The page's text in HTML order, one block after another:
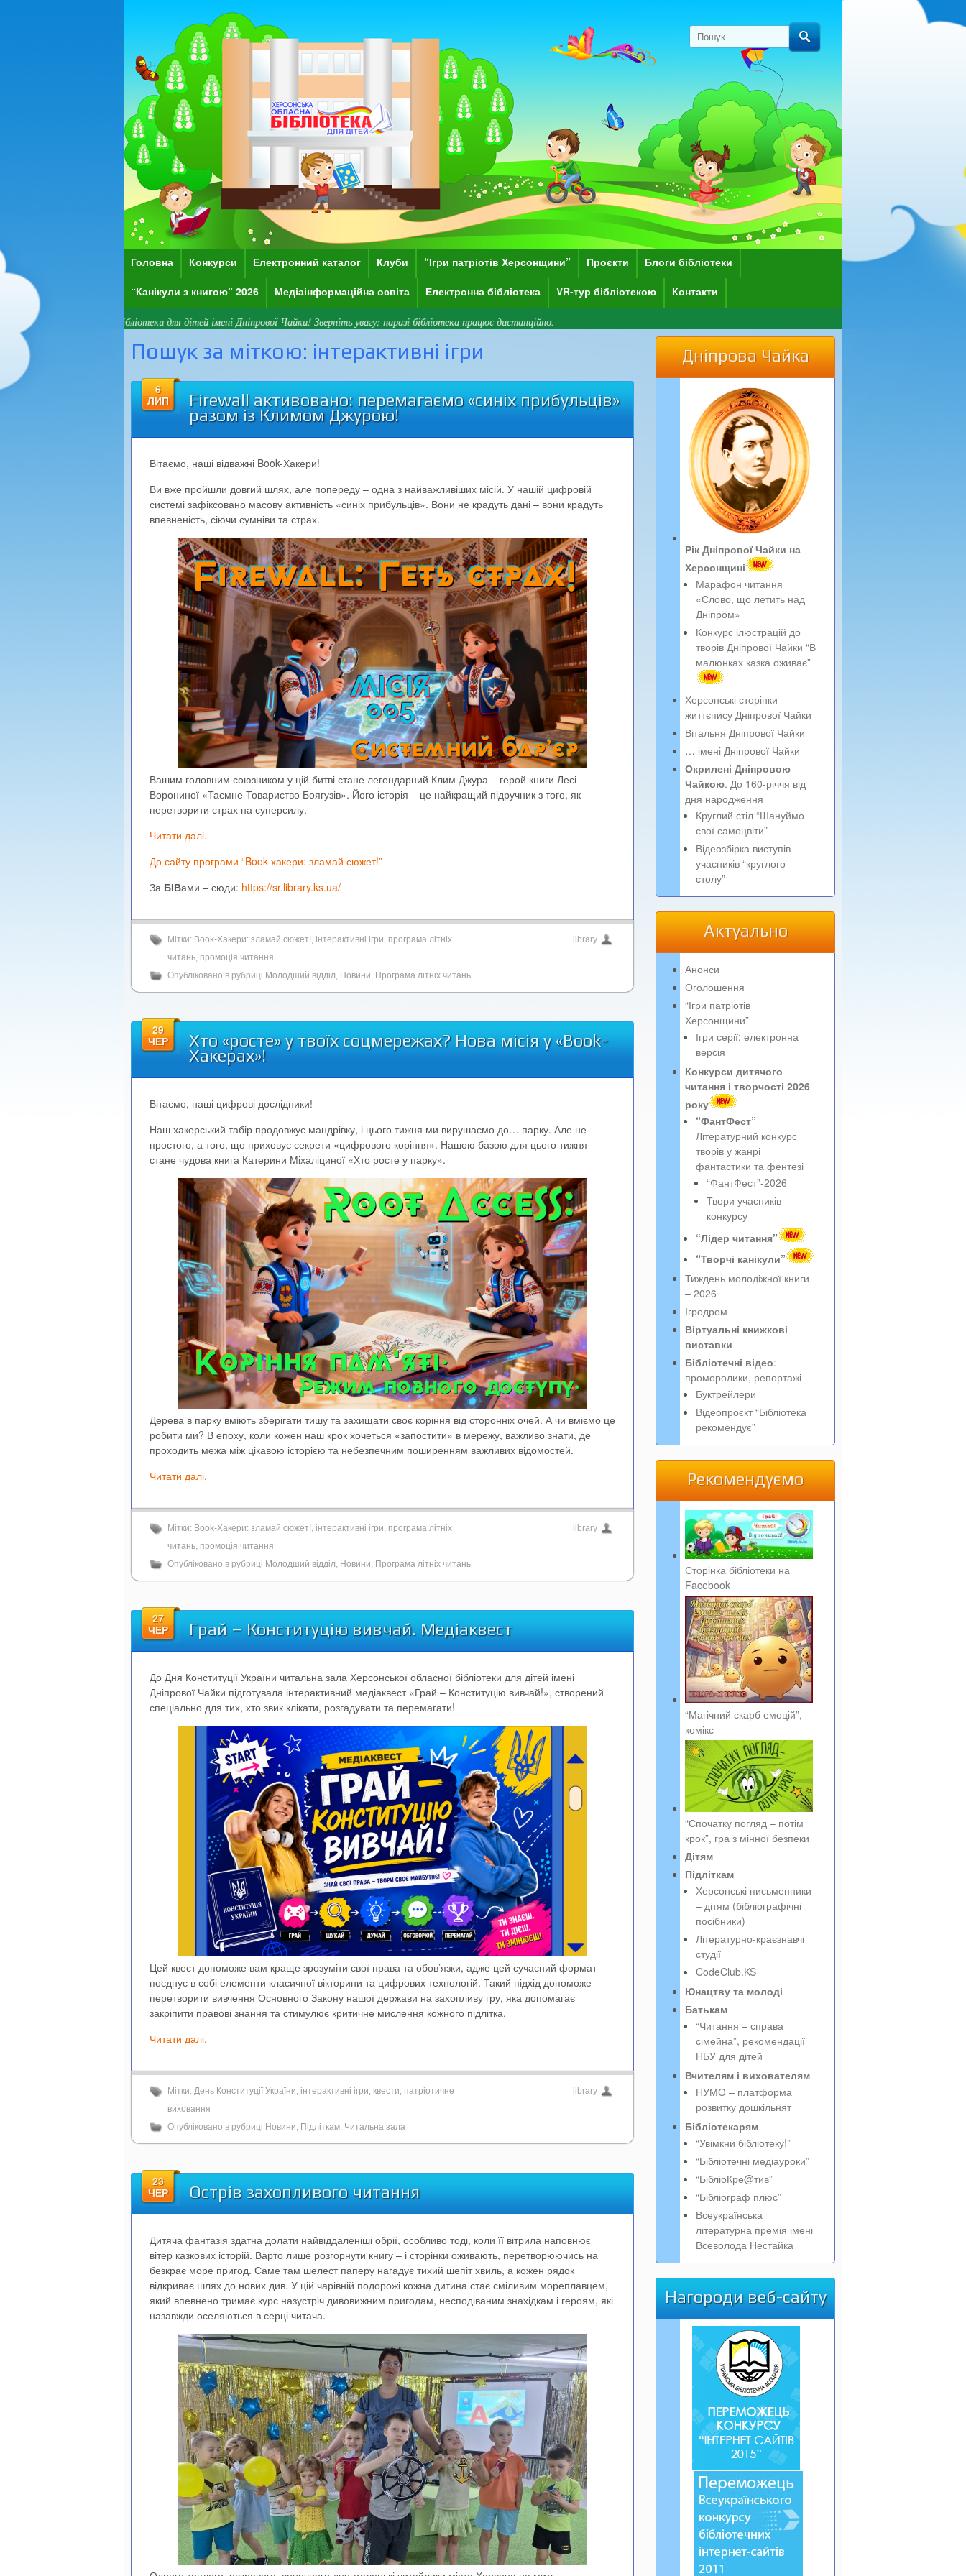
Головна Конкурси Електронний каталог Клуби “Ігри патріотів Херсонщини” Проєкти Блоги бібліотеки
“Канікули з книгою” 2026 Медіаінформаційна освіта Електронна бібліотека VR-тур бібліотекою Контакти
бібліотеки для дітей імені Дніпрової Чайки! Зверніть увагу: наразі бібліотека працює дистанційно.
Пошук за міткою: інтерактивні ігри
6
ЛИП
Firewall активовано: перемагаємо «синіх прибульців»
разом із Климом Джурою!
Вітаємо, наші відважні Book-Хакери!
Ви вже пройшли довгий шлях, але попереду – одна з найважливіших місій. У нашій цифровій
системі зафіксовано масову активність «синіх прибульців». Вони не крадуть дані – вони крадуть
впевненість, сіючи сумніви та страх.
Вашим головним союзником у цій битві стане легендарний Клим Джура – герой книги Лесі
Ворониної «Таємне Товариство Боягузів». Його історія – це найкращий підручник з того, як
перетворити страх на суперсилу.
Читати далі.
До сайту програми “Book-хакери: зламай сюжет!”
За БІВами – сюди: https://sr.library.ks.ua/
Мітки: Book-Хакери: зламай сюжет!, інтерактивні ігри, програма літніх
читань, промоція читання
Опубліковано в рубриці Молодший відділ, Новини, Програма літніх читань
library
29
ЧЕР
Хто «росте» у твоїх соцмережах? Нова місія у «Book-
Хакерах»!
Вітаємо, наші цифрові дослідники!
Наш хакерський табір продовжує мандрівку, і цього тижня ми вирушаємо до… парку. Але не
простого, а того, що приховує секрети «цифрового коріння». Нашою базою для цього тижня
стане чудова книга Катерини Міхаліциної «Хто росте у парку».
Дерева в парку вміють зберігати тишу та захищати своє коріння від сторонніх очей. А чи вміємо це
робити ми? В епоху, коли кожен наш крок хочеться «запостити» в мережу, важливо знати, де
проходить межа між цікавою історією та небезпечним поширенням важливих відомостей.
Читати далі.
Мітки: Book-Хакери: зламай сюжет!, інтерактивні ігри, програма літніх
читань, промоція читання
Опубліковано в рубриці Молодший відділ, Новини, Програма літніх читань
library
27
ЧЕР
Грай – Конституцію вивчай. Медіаквест
До Дня Конституції України читальна зала Херсонської обласної бібліотеки для дітей імені
Дніпрової Чайки підготувала інтерактивний медіаквест «Грай – Конституцію вивчай!», створений
спеціально для тих, хто звик клікати, розгадувати та перемагати!
Цей квест допоможе вам краще зрозуміти свої права та обов’язки, адже цей сучасний формат
поєднує в собі елементи класичної вікторини та цифрових технологій. Такий підхід допоможе
перетворити вивчення Основного Закону нашої держави на захопливу гру, яка допомагає
закріпити правові знання та стимулює критичне мислення кожного підлітка.
Читати далі.
Мітки: День Конституції України, інтерактивні ігри, квести, патріотичне
виховання
Опубліковано в рубриці Новини, Підліткам, Читальна зала
library
23
ЧЕР
Острів захопливого читання
Дитяча фантазія здатна долати найвіддаленіші обрії, особливо тоді, коли її вітрила наповнює
вітер казкових історій. Варто лише розгорнути книгу – і сторінки оживають, перетворюючись на
безкрає море пригод. Саме там шелест паперу нагадує тихий шепіт хвиль, а кожен рядок
відкриває шлях до нових див. У цій чарівній подорожі кожна дитина стає сміливим мореплавцем,
який впевнено тримає курс назустріч дивовижним пригодам, несподіваним знахідкам і героям, які
назавжди оселяються в серці читача.
Дніпрова Чайка
Рік Дніпрової Чайки на
Херсонщині
Марафон читання
«Слово, що летить над
Дніпром»
Конкурс ілюстрацій до
творів Дніпрової Чайки “В
малюнках казка оживає”
Херсонські сторінки
життєпису Дніпрової Чайки
Вітальня Дніпрової Чайки
… імені Дніпрової Чайки
Окрилені Дніпровою
Чайкою. До 160-річчя від
дня народження
Круглий стіл “Шануймо
свої самоцвіти”
Відеозбірка виступів
учасників “круглого
столу”
Актуально
Анонси
Оголошення
“Ігри патріотів
Херсонщини”
Ігри серії: електронна
версія
Конкурси дитячого
читання і творчості 2026
року
“ФантФест”
Літературний конкурс
творів у жанрі
фантастики та фентезі
“ФантФест”-2026
Твори учасників
конкурсу
“Лідер читання”
“Творчі канікули”
Тиждень молодіжної книги
– 2026
Ігродром
Віртуальні книжкові
виставки
Бібліотечні відео:
проморолики, репортажі
Буктрейлери
Відеопроєкт “Бібліотека
рекомендує”
Рекомендуємо
Сторінка бібліотеки на
Facebook
“Магічний скарб емоцій”,
комікс
“Спочатку погляд – потім
крок”, гра з мінної безпеки
Дітям
Підліткам
Херсонські письменники
– дітям (бібліографічні
посібники)
Літературно-краєзнавчі
студії
CodeClub.KS
Юнацтву та молоді
Батькам
“Читання – справа
сімейна”, рекомендації
НБУ для дітей
Вчителям і вихователям
НУМО – платформа
розвитку дошкільнят
Бібліотекарям
“Увімкни бібліотеку!”
“Бібліотечні медіауроки”
“БібліоКре@тив”
“Бібліограф плюс”
Всеукраїнська
літературна премія імені
Всеволода Нестайка
Нагороди веб-сайту